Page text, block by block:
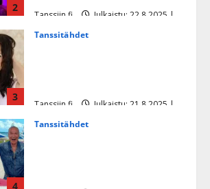
2
Tanssiin.fi
Julkaistu: 22.8.2025 |
3
Tanssitähdet
Tanssiin.fi
Julkaistu: 21.8.2025 |
4
Tanssitähdet